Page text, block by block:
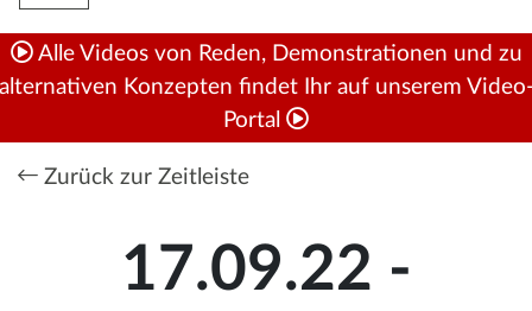
Alle Videos von Reden, Demonstrationen und zu
Konzepten findet Ihr auf unserem
Portal
Zurück zur Zeitleiste
17.09.22 -